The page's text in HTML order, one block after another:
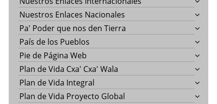
Nuestros Enlaces Nacionales
Pa' Poder que nos den Tierra
País de los Pueblos
Pie de Página Web
Plan de Vida Cxa' Cxa' Wala
Plan de Vida Integral
Plan de Vida Proyecto Global